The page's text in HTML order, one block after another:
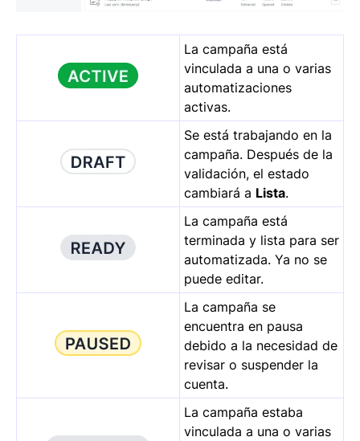
La campaña está
vinculada a una o varias
automatizaciones
activas.
Se está trabajando en la
campaña. Después de la
validación, el estado
cambiará a Lista.
La campaña está
terminada y lista para ser
automatizada. Ya no se
puede editar.
La campaña se
encuentra en pausa
debido a la necesidad de
revisar o suspender la
cuenta.
La campaña estaba
vinculada a una o varias